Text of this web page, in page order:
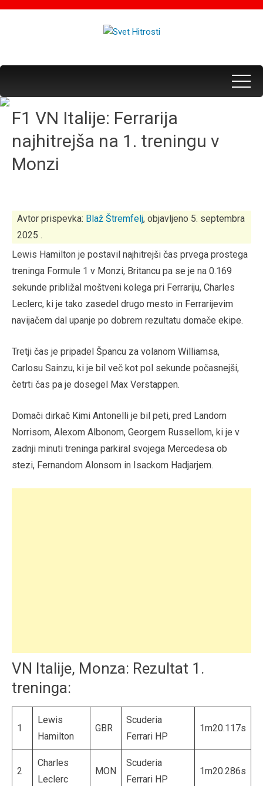
F1 VN Italije: Ferrarija
najhitrejša na 1. treningu v
Monzi
Avtor prispevka: Blaž Štremfelj, objavljeno 5. septembra
2025 .
Lewis Hamilton je postavil najhitrejši čas prvega prostega
treninga Formule 1 v Monzi, Britancu pa se je na 0.169
sekunde približal moštveni kolega pri Ferrariju, Charles
Leclerc, ki je tako zasedel drugo mesto in Ferrarijevim
navijačem dal upanje po dobrem rezultatu domače ekipe.
Tretji čas je pripadel Špancu za volanom Williamsa,
Carlosu Sainzu, ki je bil več kot pol sekunde počasnejši,
četrti čas pa je dosegel Max Verstappen.
Domači dirkač Kimi Antonelli je bil peti, pred Landom
Norrisom, Alexom Albonom, Georgem Russellom, ki je v
zadnji minuti treninga parkiral svojega Mercedesa ob
stezi, Fernandom Alonsom in Isackom Hadjarjem.
VN Italije, Monza: Rezultat 1.
treninga:
1
Lewis
Hamilton
GBR
Scuderia
Ferrari HP
1m20.117s
2
Charles
Leclerc
MON
Scuderia
Ferrari HP
1m20.286s